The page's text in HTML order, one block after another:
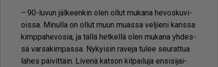
– 90-lu­vun jäl­keen­kin olen ol­lut mu­ka­na he­vos­ku­vi­
ois­sa. Mi­nul­la on ol­lut muun mu­as­sa vel­jie­ni kans­sa
kimp­pa­he­vo­sia, ja täl­lä het­kel­lä olen mu­ka­na yh­des­
sä var­sa­kim­pas­sa. Ny­kyi­sin ra­ve­ja tu­lee seu­rat­tua
lä­hes päi­vit­täin. Li­ve­nä kat­son kil­pai­lu­ja en­si­si­jai­